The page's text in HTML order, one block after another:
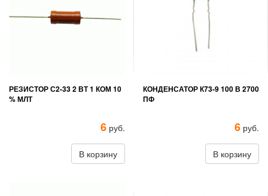
РЕЗИСТОР С2-33 2 ВТ 1 КОМ 10
% МЛТ
6 руб.
В корзину
КОНДЕНСАТОР К73-9 100 В 2700
ПФ
6 руб.
В корзину